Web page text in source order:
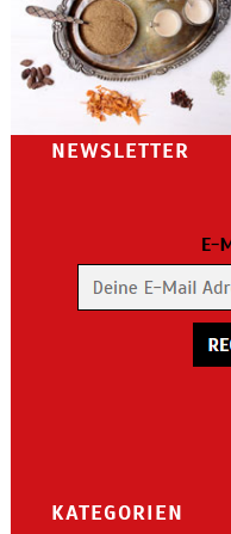
NEWSLETTER
KATEGORIEN